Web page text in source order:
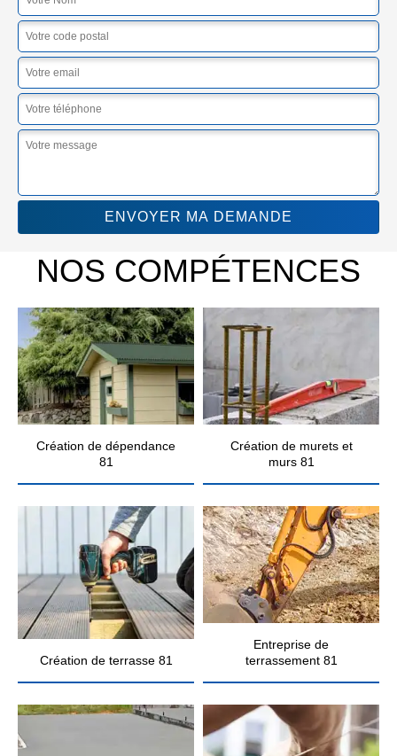
NOS COMPÉTENCES
Création de dépendance
81
Création de murets et
murs 81
Création de terrasse 81
Entreprise de
terrassement 81